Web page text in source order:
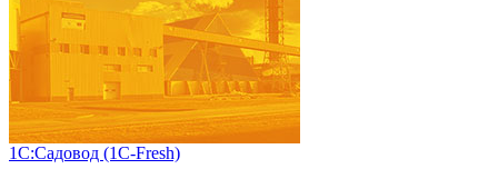
1С:Садовод (1С-Fresh)